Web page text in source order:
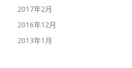
2017年2月
2016年12月
2013年1月